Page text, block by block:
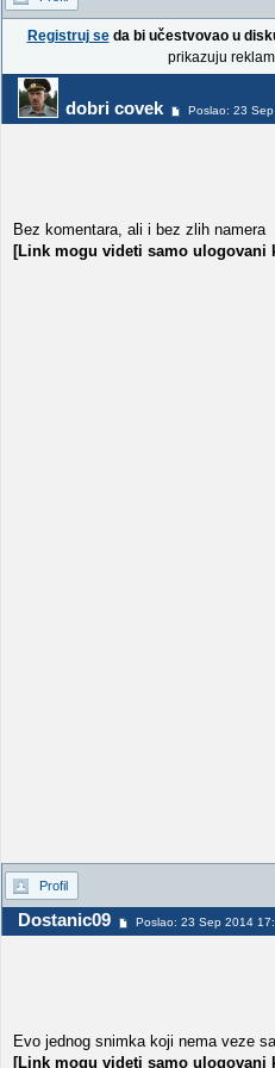
Registruj seda bi učestvovao u
prikazuju
dobri covek Poslao: 23
Bez komentara, ali i bez zlih namera
[Link mogu videti samo ulogovani
Profil
Dostanic09 Poslao: 23 Sep 2014
Evo jednog snimka koji nema veze
[Link mogu videti samo ulogovani